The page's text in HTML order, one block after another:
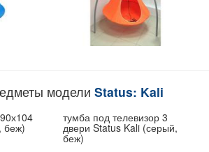
модели Status: Kali
беж)
тумба под телевизор 3
двери Status Kali (серый,
беж)